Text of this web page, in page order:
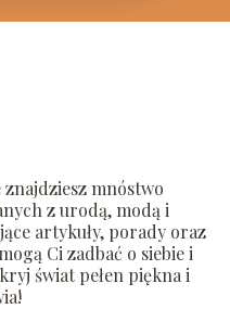
mnóstwo
z urodą, modą i
artykuły, porady oraz
Ci zadbać o siebie i
świat pełen piękna i